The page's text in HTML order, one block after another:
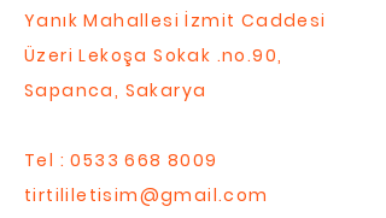
Yanık Mahallesi İzmit Caddesi
Üzeri Lekoşa Sokak .no.90,
Sapanca, Sakarya
Tel :0533 668 8009
tirtililetisim@gmail.com